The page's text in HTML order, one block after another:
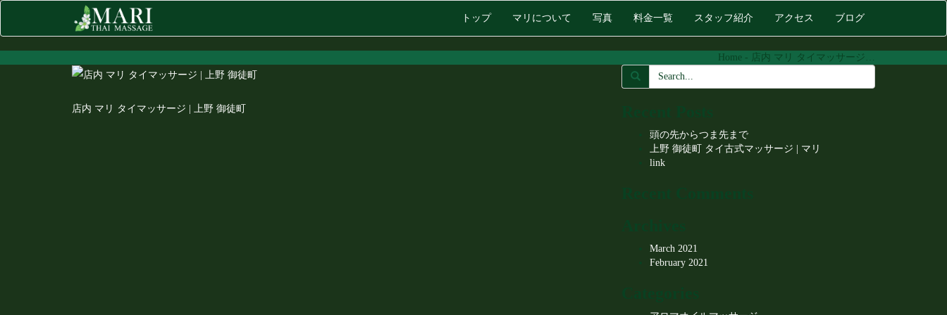
トップ マリについて 写真 料金一覧 スタッフ紹介 アクセス ブログ
Home - 店内 マリ タイマッサージ…
店内 マリ タイマッサージ | 上野 御徒町
頭の先からつま先まで
上野 御徒町 タイ古式マッサージ | マリ
link
March 2021
February 2021